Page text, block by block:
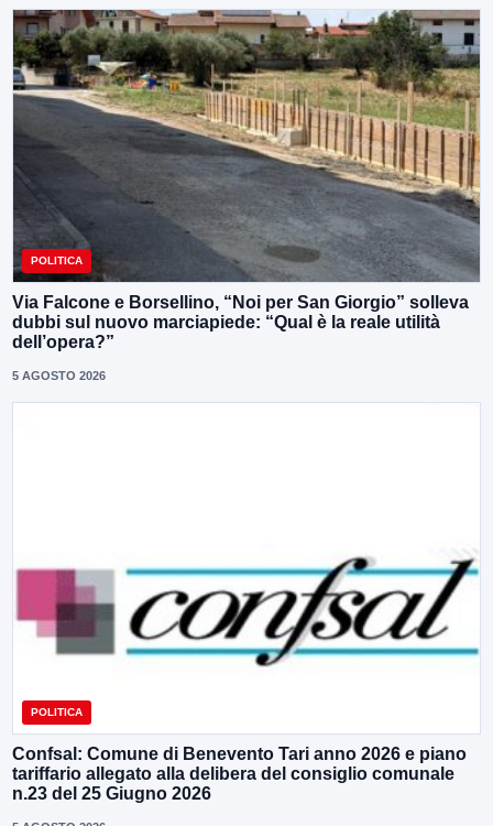
POLITICA
Via Falcone e Borsellino, “Noi per San Giorgio” solleva
dubbi sul nuovo marciapiede: “Qual è la reale utilità
dell’opera?”
5 AGOSTO 2026
POLITICA
Confsal: Comune di Benevento Tari anno 2026 e piano
tariffario allegato alla delibera del consiglio comunale
n.23 del 25 Giugno 2026